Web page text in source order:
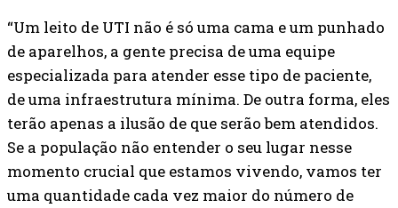
“Um leito de UTI não é só uma cama e um punhado
de aparelhos, a gente precisa de uma equipe
especializada para atender esse tipo de paciente,
de uma infraestrutura mínima. De outra forma, eles
terão apenas a ilusão de que serão bem atendidos.
Se a população não entender o seu lugar nesse
momento crucial que estamos vivendo, vamos ter
uma quantidade cada vez maior do número de